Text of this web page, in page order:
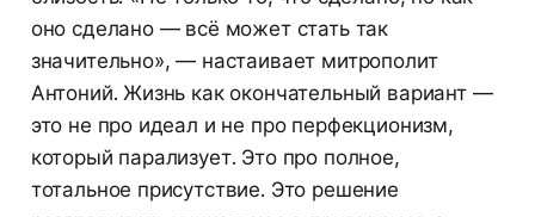
оно сделано — всё может стать так
значительно», — настаивает митрополит
Антоний. Жизнь как окончательный вариант —
это не про идеал и не про перфекционизм,
который парализует. Это про полное,
тотальное присутствие. Это решение